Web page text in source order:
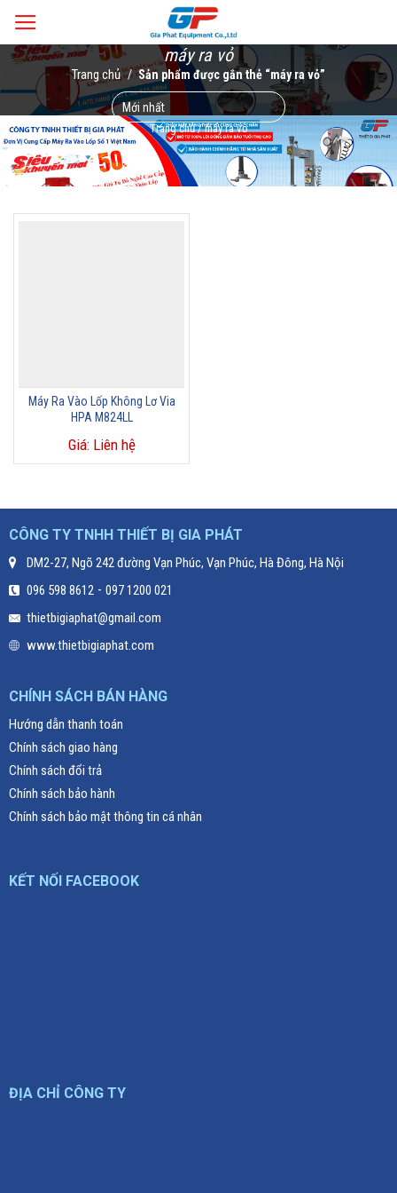
Skip
content
máy ra vỏ
Trang chủ / Sản phẩm được gắn thẻ “máy ra vỏ”
Trang chủ/máy ra vỏ
Máy Ra Vào Lốp Không Lơ Via
HPA M824LL
Giá: Liên hệ
CÔNG TY TNHH THIẾT BỊ GIA PHÁT
DM2-27, Ngõ 242 đường Vạn Phúc, Vạn Phúc, Hà Đông, Hà Nội
096 598 8612- 097 1200 021
thietbigiaphat@gmail.com
www.thietbigiaphat.com
CHÍNH SÁCH BÁN HÀNG
Hướng dẫn thanh toán
Chính sách giao hàng
Chính sách đổi trả
Chính sách bảo hành
Chính sách bảo mật thông tin cá nhân
KẾT NỐI FACEBOOK
ĐỊA CHỈ CÔNG TY